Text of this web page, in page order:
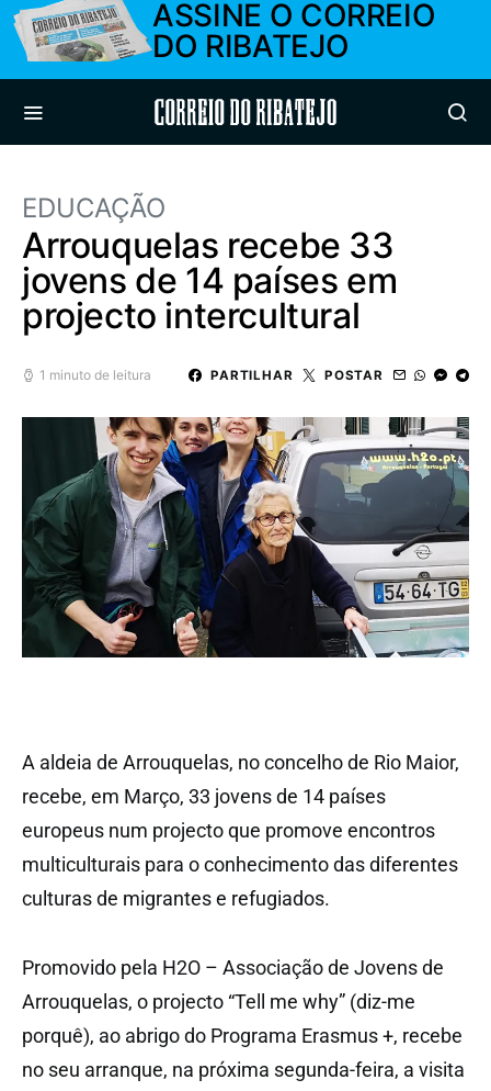
ASSINE O CORREIO
DO RIBATEJO
Correio do Ribatejo
EDUCAÇÃO
Arrouquelas recebe 33
jovens de 14 países em
projecto intercultural
1 minuto de leitura PARTILHAR POSTAR
A aldeia de Arrouquelas, no concelho de Rio Maior,
recebe, em Março, 33 jovens de 14 países
europeus num projecto que promove encontros
multiculturais para o conhecimento das diferentes
culturas de migrantes e refugiados.
Promovido pela H2O – Associação de Jovens de
Arrouquelas, o projecto “Tell me why” (diz-me
porquê), ao abrigo do Programa Erasmus +, recebe
no seu arranque, na próxima segunda-feira, a visita